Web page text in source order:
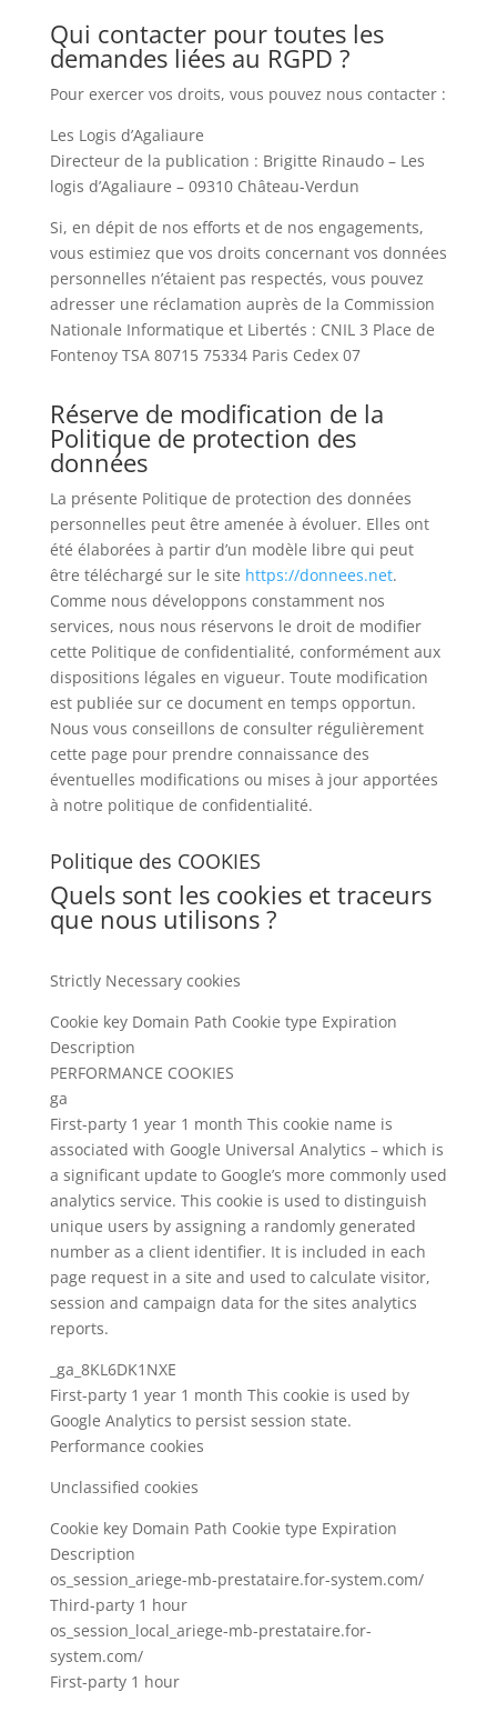
Qui contacter pour toutes les
demandes liées au RGPD ?
Pour exercer vos droits, vous pouvez nous contacter :
Les Logis d’Agaliaure
Directeur de la publication : Brigitte Rinaudo – Les
logis d’Agaliaure – 09310 Château-Verdun
Si, en dépit de nos efforts et de nos engagements,
vous estimiez que vos droits concernant vos données
personnelles n’étaient pas respectés, vous pouvez
adresser une réclamation auprès de la Commission
Nationale Informatique et Libertés : CNIL 3 Place de
Fontenoy TSA 80715 75334 Paris Cedex 07
Réserve de modification de la
Politique de protection des
données
La présente Politique de protection des données
personnelles peut être amenée à évoluer. Elles ont
été élaborées à partir d’un modèle libre qui peut
être téléchargé sur le site https://donnees.net.
Comme nous développons constamment nos
services, nous nous réservons le droit de modifier
cette Politique de confidentialité, conformément aux
dispositions légales en vigueur. Toute modification
est publiée sur ce document en temps opportun.
Nous vous conseillons de consulter régulièrement
cette page pour prendre connaissance des
éventuelles modifications ou mises à jour apportées
à notre politique de confidentialité.
Politique des COOKIES
Quels sont les cookies et traceurs
que nous utilisons ?
Strictly Necessary cookies
Cookie key Domain Path Cookie type Expiration
Description
PERFORMANCE COOKIES
ga
First-party 1 year 1 month This cookie name is
associated with Google Universal Analytics – which is
a significant update to Google’s more commonly used
analytics service. This cookie is used to distinguish
unique users by assigning a randomly generated
number as a client identifier. It is included in each
page request in a site and used to calculate visitor,
session and campaign data for the sites analytics
reports.
_ga_8KL6DK1NXE
First-party 1 year 1 month This cookie is used by
Google Analytics to persist session state.
Performance cookies
Unclassified cookies
Cookie key Domain Path Cookie type Expiration
Description
os_session_ariege-mb-prestataire.for-system.com/
Third-party 1 hour
os_session_local_ariege-mb-prestataire.for-
system.com/
First-party 1 hour